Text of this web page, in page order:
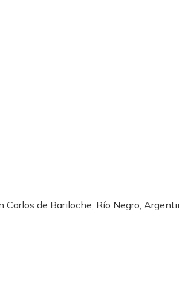
Carlos de Bariloche, Río Negro,